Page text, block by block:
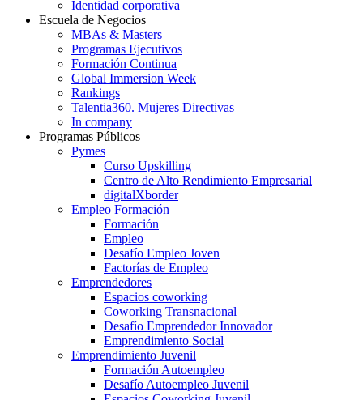
Identidad corporativa
Escuela de Negocios
MBAs & Masters
Programas Ejecutivos
Formación Continua
Global Immersion Week
Rankings
Talentia360. Mujeres Directivas
In company
Programas Públicos
Pymes
Curso Upskilling
Centro de Alto Rendimiento Empresarial
digitalXborder
Empleo Formación
Formación
Empleo
Desafío Empleo Joven
Factorías de Empleo
Emprendedores
Espacios coworking
Coworking Transnacional
Desafío Emprendedor Innovador
Emprendimiento Social
Emprendimiento Juvenil
Formación Autoempleo
Desafío Autoempleo Juvenil